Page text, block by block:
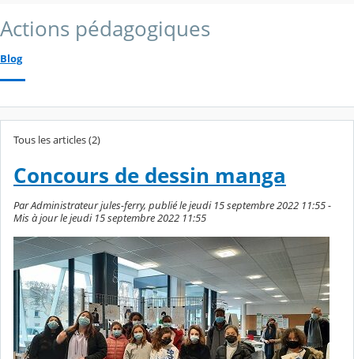
Actions pédagogiques
Blog
Tous les articles (2)
Concours de dessin manga
Par Administrateur jules-ferry, publié le jeudi 15 septembre 2022 11:55 -
Mis à jour le jeudi 15 septembre 2022 11:55